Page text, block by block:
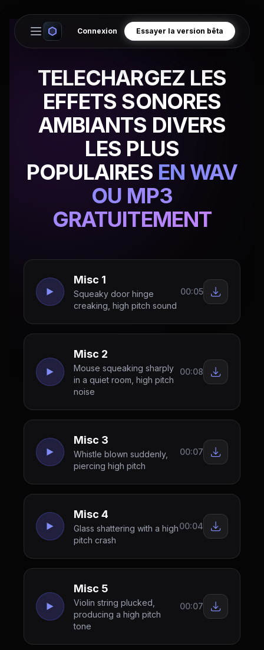
Open main menu
Connexion Essayer la version bêta
TELECHARGEZ LES
EFFETS SONORES
AMBIANTS DIVERS
LES PLUS
POPULAIRES EN WAV
OU MP3
GRATUITEMENT
Misc 1
Squeaky door hinge
creaking, high pitch sound
00:05
Misc 2
Mouse squeaking sharply
in a quiet room, high pitch
noise
00:08
Misc 3
Whistle blown suddenly,
piercing high pitch
00:07
Misc 4
Glass shattering with a high
pitch crash
00:04
Misc 5
Violin string plucked,
producing a high pitch
tone
00:07